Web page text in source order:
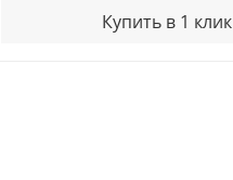
Купить в 1 клик